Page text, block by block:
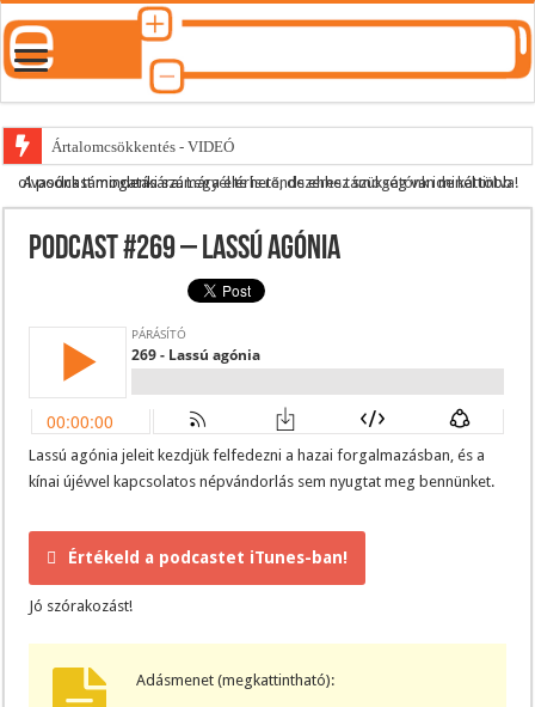
Ártalomcsökkentés - VIDEÓ
E-cigi használati szokások 2.0
Párásító podcast lejátszási lista
A podcast mindenki számára elérhető, de ehhez szükség van minél több olvasónk támogatására.Legyél te is rendszeres támogatónk ide kattintva!
Podcast #269 – Lassú agónia
Lassú agónia jeleit kezdjük felfedezni a hazai forgalmazásban, és a
kínai újévvel kapcsolatos népvándorlás sem nyugtat meg bennünket.
Értékeld a podcastet iTunes-ban!
Jó szórakozást!
Adásmenet (megkattintható):